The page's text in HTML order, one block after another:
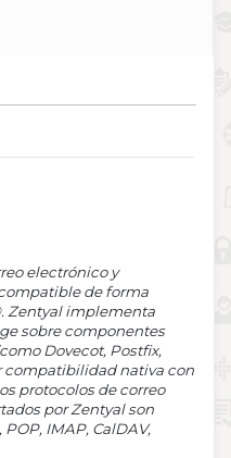
electrónico y
de forma
Zentyal implementa
sobre componentes
Dovecot, Postfix,
compatibilidad nativa con
protocolos de correo
por Zentyal son
POP, IMAP, CalDAV,